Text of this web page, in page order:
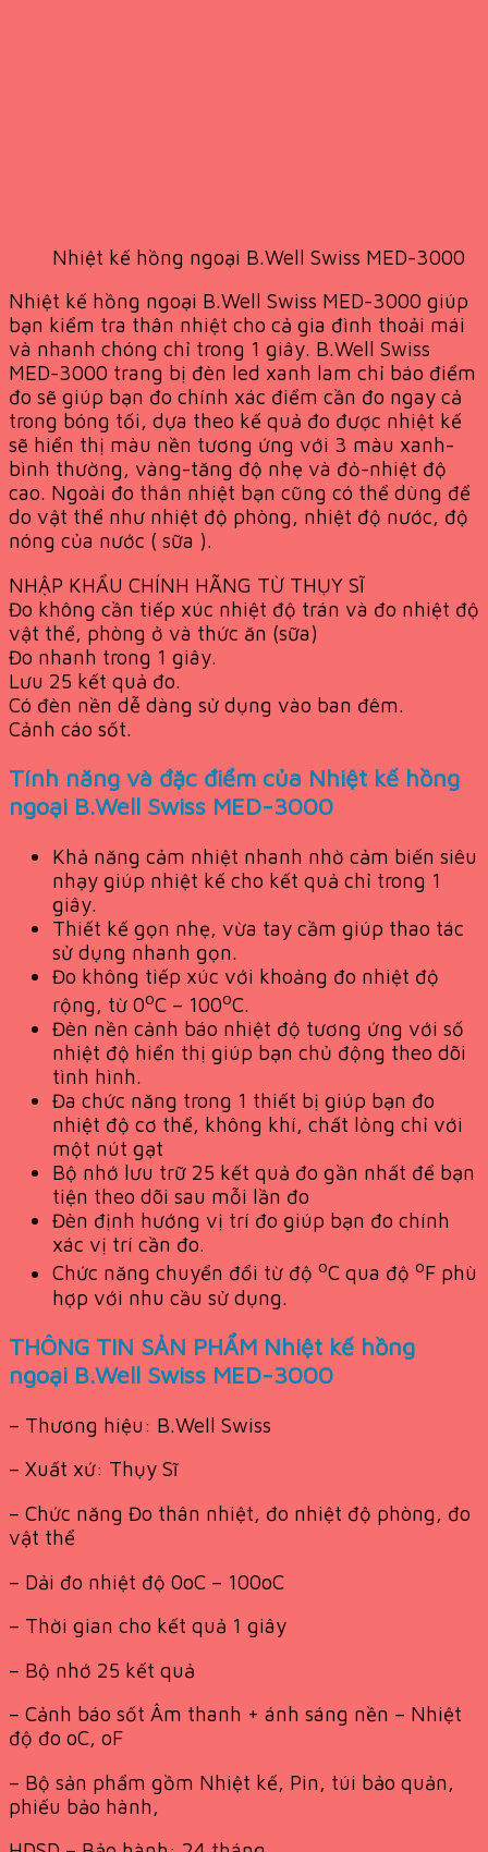
Nhiệt kế hồng ngoại B.Well Swiss MED-3000
Nhiệt kế hồng ngoại B.Well Swiss MED-3000 giúp
bạn kiểm tra thân nhiệt cho cả gia đình thoải mái
và nhanh chóng chỉ trong 1 giây. B.Well Swiss
MED-3000 trang bị đèn led xanh lam chỉ báo điểm
đo sẽ giúp bạn đo chính xác điểm cần đo ngay cả
trong bóng tối, dựa theo kế quả đo được nhiệt kế
sẽ hiển thị màu nền tương ứng với 3 màu xanh-
bình thường, vàng-tăng độ nhẹ và đỏ-nhiệt độ
cao. Ngoài đo thân nhiệt bạn cũng có thể dùng để
do vật thể như nhiệt độ phòng, nhiệt độ nước, độ
nóng của nước ( sữa ).
NHẬP KHẨU CHÍNH HÃNG TỪ THỤY SĨ
Đo không cần tiếp xúc nhiệt độ trán và đo nhiệt độ
vật thể, phòng ở và thức ăn (sữa)
Đo nhanh trong 1 giây.
Lưu 25 kết quả đo.
Có đèn nền dễ dàng sử dụng vào ban đêm.
Cảnh cáo sốt.
Tính năng và đặc điểm của Nhiệt kế hồng
ngoại B.Well Swiss MED-3000
Khả năng cảm nhiệt nhanh nhờ cảm biến siêu
nhạy giúp nhiệt kế cho kết quả chỉ trong 1
giây.
Thiết kế gọn nhẹ, vừa tay cầm giúp thao tác
sử dụng nhanh gọn.
Đo không tiếp xúc với khoảng đo nhiệt độ
rộng, từ 0oC – 100oC.
Đèn nền cảnh báo nhiệt độ tương ứng với số
nhiệt độ hiển thị giúp bạn chủ động theo dõi
tình hình.
Đa chức năng trong 1 thiết bị giúp bạn đo
nhiệt độ cơ thể, không khí, chất lỏng chỉ với
một nút gạt
Bộ nhớ lưu trữ 25 kết quả đo gần nhất để bạn
tiện theo dõi sau mỗi lần đo
Đèn định hướng vị trí đo giúp bạn đo chính
xác vị trí cần đo.
Chức năng chuyển đổi từ độ oC qua độ oF phù
hợp với nhu cầu sử dụng.
THÔNG TIN SẢN PHẨM Nhiệt kế hồng
ngoại B.Well Swiss MED-3000
– Thương hiệu: B.Well Swiss
– Xuất xứ: Thụy Sĩ
– Chức năng Đo thân nhiệt, đo nhiệt độ phòng, đo
vật thể
– Dải đo nhiệt độ 0oC – 100oC
– Thời gian cho kết quả 1 giây
– Bộ nhớ 25 kết quả
– Cảnh báo sốt Âm thanh + ánh sáng nền – Nhiệt
độ đo oC, oF
– Bộ sản phẩm gồm Nhiệt kế, Pin, túi bảo quản,
phiếu bảo hành,